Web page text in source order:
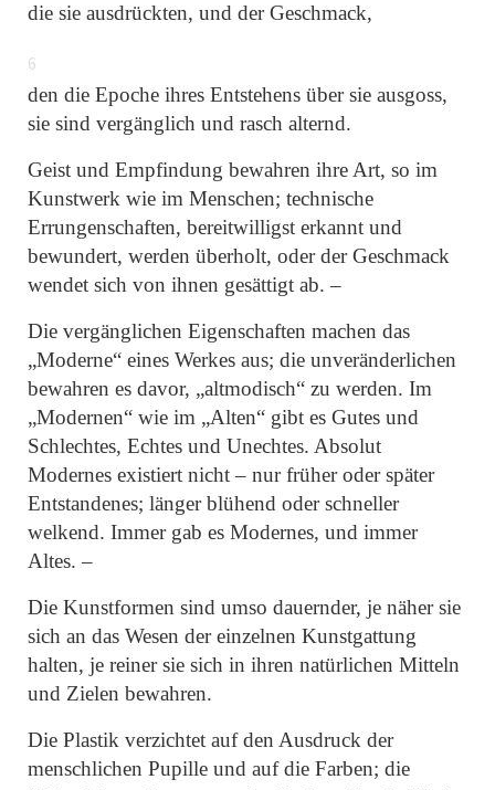
die sie ausdrückten, und der Geschmack,
6
den die Epoche ihres Entstehens über sie ausgoss,
sie sind vergänglich und rasch alternd.
Geist und Empfindung bewahren ihre Art, so im
Kunstwerk wie im Menschen; technische
Errungenschaften, bereitwilligst erkannt und
bewundert, werden überholt, oder der Geschmack
wendet sich von ihnen gesättigt ab. –
Die vergänglichen Eigenschaften machen das
„Moderne“ eines Werkes aus; die unveränderlichen
bewahren es davor, „altmodisch“ zu werden. Im
„Modernen“ wie im „Alten“ gibt es Gutes und
Schlechtes, Echtes und Unechtes. Absolut
Modernes existiert nicht – nur früher oder später
Entstandenes; länger blühend oder schneller
welkend. Immer gab es Modernes, und immer
Altes. –
Die Kunstformen sind umso dauernder, je näher sie
sich an das Wesen der einzelnen Kunstgattung
halten, je reiner sie sich in ihren natürlichen Mitteln
und Zielen bewahren.
Die Plastik verzichtet auf den Ausdruck der
menschlichen Pupille und auf die Farben; die